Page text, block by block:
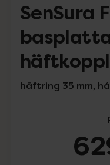
SenSura
häftring 35 mm,